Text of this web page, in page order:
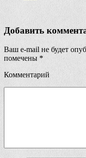
Добавить
Ваш e-mail не будет
помечены *
Комментарий